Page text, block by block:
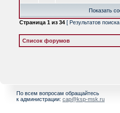
Показать
Страница 1 из 34 [ Результатов
Список форумов
По всем вопросам обращайтесь
к администрации: cap@ksp-msk.ru